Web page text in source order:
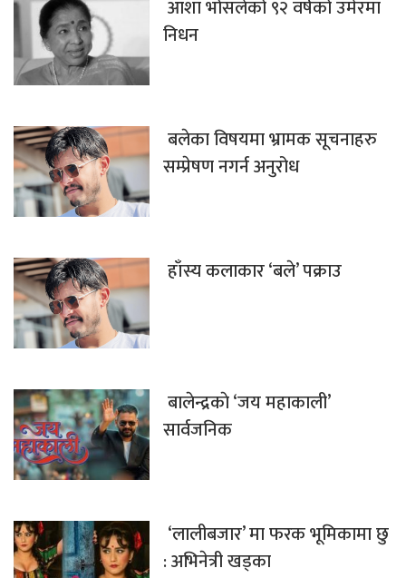
आशा भोसलेको ९२ वर्षको उमेरमा
निधन
बलेका विषयमा भ्रामक सूचनाहरु
सम्प्रेषण नगर्न अनुरोध
हाँस्य कलाकार ‘बले’ पक्राउ
बालेन्द्रकाे ‘जय महाकाली’
सार्वजनिक
‘लालीबजार’ मा फरक भूमिकामा छु
: अभिनेत्री खड्का